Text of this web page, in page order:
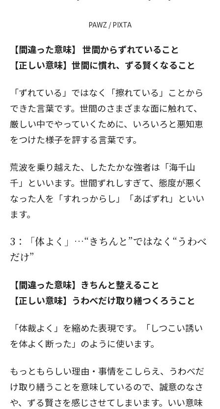
PAWZ / PIXTA
【間違った意味】 世間からずれていること
【正しい意味】世間に慣れ、ずる賢くなること
「ずれている」ではなく「擦れている」ことから
できた言葉です。世間のさまざまな面に触れて、
厳しい中でやっていくために、いろいろと悪知恵
をつけた様子を評する言葉です。
荒波を乗り越えた、したたかな強者は「海千山
千」といいます。世間ずれしすぎて、態度が悪く
なった人を「すれっからし」「あばずれ」といい
ます。
3：「体よく」…“きちんと”ではなく“うわべ
だけ”
【間違った意味】きちんと整えること
【正しい意味】うわべだけ取り繕つくろうこと
「体裁よく」を縮めた表現です。「しつこい誘い
を体よく断った」のように使います。
もっともらしい理由・事情をこしらえ、うわべだ
け取り繕うことを意味しているので、誠意のなさ
や、ずる賢さを感じさせてしまいます。いい意味